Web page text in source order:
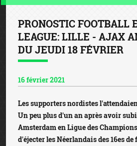
PRONOSTIC FOOTBALL
LEAGUE: LILLE - AJAX
DU JEUDI 18 FÉVRIER
16 février 2021
Les supporters nordistes
Un peu plus d'un an après avoir
Amsterdam en Ligue des
d'éjecter les Néerlandais des 16es